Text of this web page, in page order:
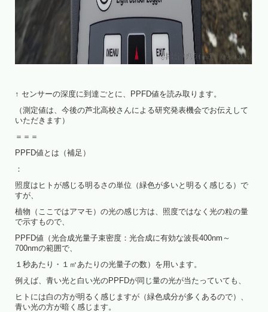
↑ センサーの深度に到達ごとに、PPFD値を読み取ります。
（測定値は、今後の芦北高校さんによる研究発表機会でお伝えして
いただきます）
＝＝＝
PPFD値とは（補足）
：
照度はヒトが感じる明るさの単位（緑色が多いと明るく感じる）で
すが、
植物（ここではアマモ）の光の感じ方は、照度ではなく光の粒の量
で示すもので、
PPFD値（光合成光量子束密度：光合成に有効な波長400nm～
700nmの範囲で、
１秒あたり・１㎡あたりの光量子の数）を用います。
例えば、青い光と白い光のPPFDが同じ量の光が当たっていても、
ヒトには白の方が明るく感じますが（緑色成分が多くあるので）、
青い光の方が暗く感じます。